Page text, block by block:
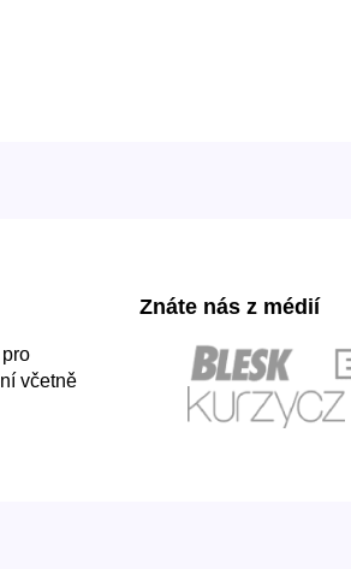
včetně
Znáte nás z médií